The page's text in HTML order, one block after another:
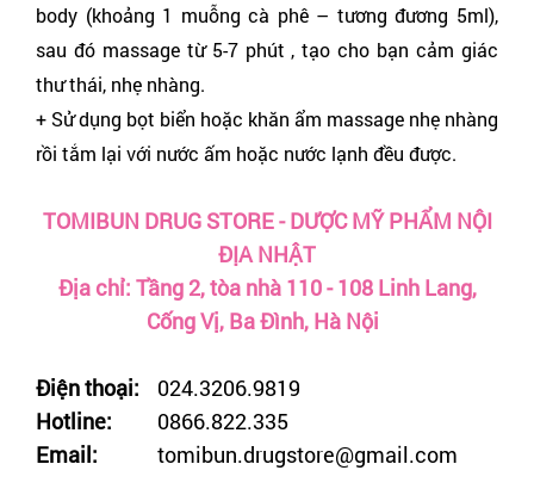
body (khoảng 1 muỗng cà phê – tương đương 5ml),
sau đó massage từ 5-7 phút , tạo cho bạn cảm giác
thư thái, nhẹ nhàng.
+ Sử dụng bọt biển hoặc khăn ẩm massage nhẹ nhàng
rồi tắm lại với nước ấm hoặc nước lạnh đều được.
TOMIBUN DRUG STORE - DƯỢC MỸ PHẨM NỘI
ĐỊA NHẬT
Địa chỉ: Tầng 2, tòa nhà 110 - 108 Linh Lang,
Cống Vị, Ba Đình, Hà Nội
Điện thoại:
024.3206.9819
Hotline:
0866.822.335
Email:
tomibun.drugstore@gmail.com